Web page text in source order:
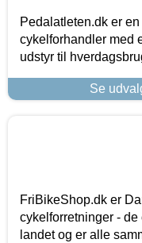
Pedalatleten.dk er
cykelforhandler med
udstyr til
Se
FriBikeShop.dk er
cykelforretninger -
landet og er alle